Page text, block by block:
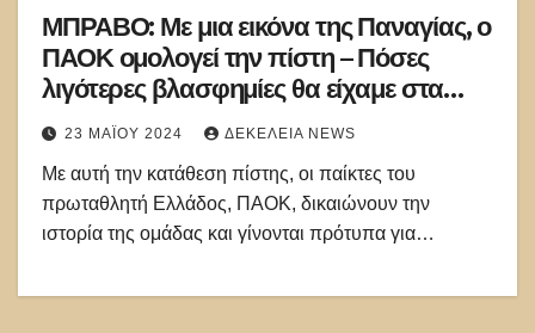
ΜΠΡΑΒΟ: Με μια εικόνα της Παναγίας, ο
ΠΑΟΚ ομολογεί την πίστη – Πόσες
λιγότερες βλασφημίες θα είχαμε στα
γήπεδα αν έκαναν όλοι το ίδιο;
23 ΜΑΪ́ΟΥ 2024 ΔΕΚΈΛΕΙΑ NEWS
Με αυτή την κατάθεση πίστης, οι παίκτες του
πρωταθλητή Ελλάδος, ΠΑΟΚ, δικαιώνουν την
ιστορία της ομάδας και γίνονται πρότυπα για…